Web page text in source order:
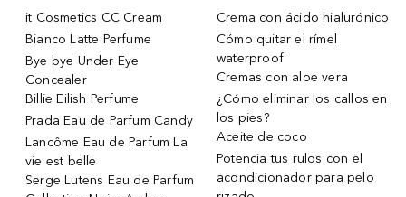
it Cosmetics CC Cream
Bianco Latte Perfume
Bye bye Under Eye
Concealer
Billie Eilish Perfume
Prada Eau de Parfum Candy
Lancôme Eau de Parfum La
vie est belle
Serge Lutens Eau de Parfum
Crema con ácido hialurónico
Cómo quitar el rímel
waterproof
Cremas con aloe vera
¿Cómo eliminar los callos en
los pies?
Aceite de coco
Potencia tus rulos con el
acondicionador para pelo